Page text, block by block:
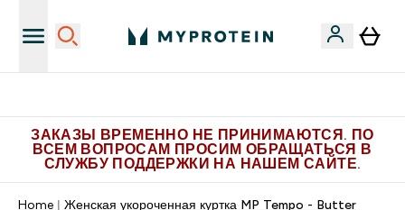
ЗАКАЗЫ ВРЕМЕННО НЕ ПРИНИМАЮТСЯ. ПО
ВСЕМ ВОПРОСАМ ПРОСИМ ОБРАЩАТЬСЯ В
СЛУЖБУ ПОДДЕРЖКИ НА НАШЕМ САЙТЕ.
Home Женская укороченная куртка MP Tempo - Butter